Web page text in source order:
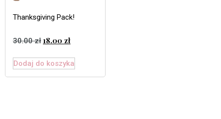
Thanksgiving Pack!
30.00zł 18.00 zł
Dodaj do koszyka